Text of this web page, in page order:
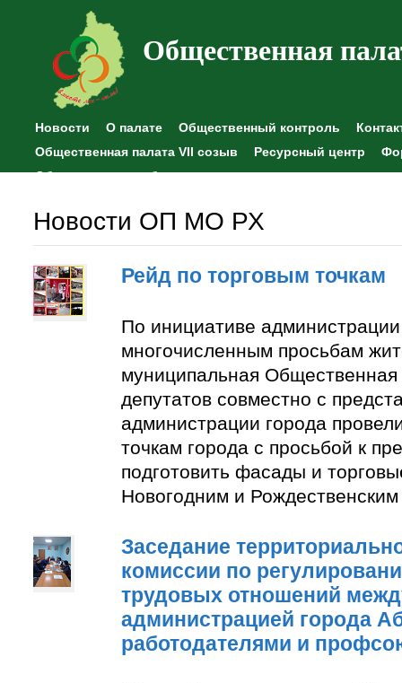
Общественная
Новости О палате Общественный контроль
Общественная палата VII созыв
Ресурсный центр
Общественные наблюдения
Новости ОП МО РХ
Рейд по торговым точкам
По инициативе
многочисленным просьбам
муниципальная Общественная
депутатов совместно с
администрации города
точкам города с просьбой к
подготовить фасады и
Новогодним и
Заседание
комиссии по
трудовых отношений
администрацией города
работодателями и